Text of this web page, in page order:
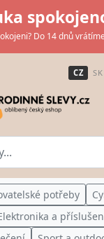
Do 14 dnů
CZ SK
potřeby
a